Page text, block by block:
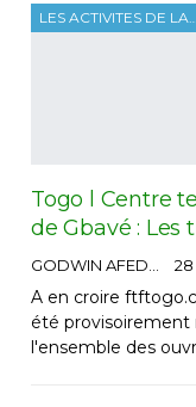
LES ACTIVITES DE LA FTF
Togo l Centre
de Gbavé : Les
28
A en croire
été provisoirement
l'ensemble des